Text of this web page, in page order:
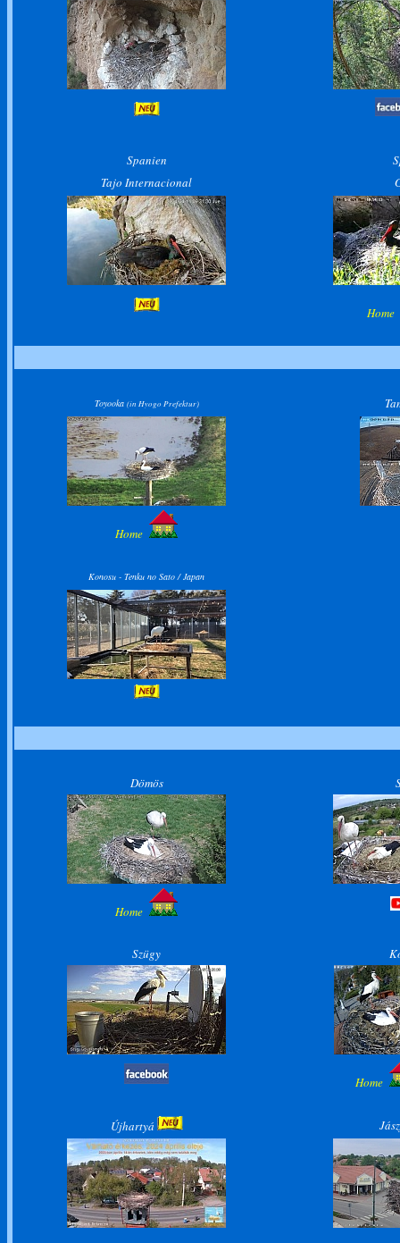
Spanien
Tajo Internacional
Home
Toyooka (in Hyogo Prefektur)
Home
Konosu - Tenku no Sato / Japan
Dömös
Home
Szügy
Home
Újhartyá